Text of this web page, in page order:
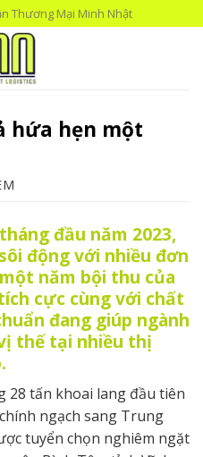
Thương Mại Minh Nhật
hứa hẹn một
đầu năm 2023,
động với nhiều đơn
năm bội thu của
cực cùng với chất
đang giúp ngành
thế tại nhiều thị
28 tấn khoai lang đầu tiên
ngạch sang Trung
tuyển chọn nghiêm ngặt